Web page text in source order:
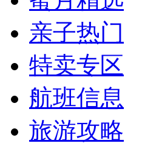
亲子热门
特卖专区
航班信息
旅游攻略